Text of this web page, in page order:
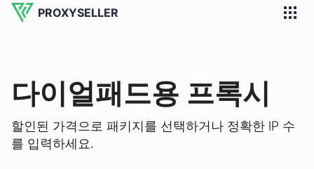
PROXYSELLER
다이얼패드용 프록시
할인된 가격으로 패키지를 선택하거나 정확한 IP 수
를 입력하세요.